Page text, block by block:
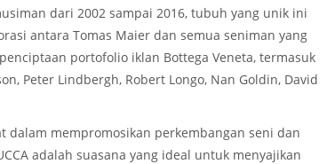
dari 2002 sampai 2016, tubuh yang unik ini
antara Tomas Maier dan semua seniman yang
portofolio iklan Bottega Veneta, termasuk
Peter Lindbergh, Robert Longo, Nan Goldin, David
dalam mempromosikan perkembangan seni dan
adalah suasana yang ideal untuk menyajikan